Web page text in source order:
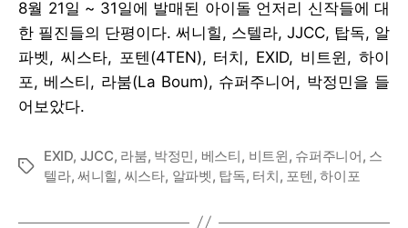
8월 21일 ~ 31일에 발매된 아이돌 언저리 신작들에 대
한 필진들의 단평이다. 써니힐, 스텔라, JJCC, 탑독, 알
파벳, 씨스타, 포텐(4TEN), 터치, EXID, 비트윈, 하이
포, 베스티, 라붐(La Boum), 슈퍼주니어, 박정민을 들
어보았다.
Tags
EXID, JJCC, 라붐, 박정민, 베스티, 비트윈, 슈퍼주니어, 스
텔라, 써니힐, 씨스타, 알파벳, 탑독, 터치, 포텐,하이포